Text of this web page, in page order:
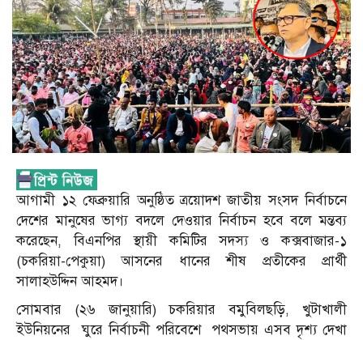
আগামী ১২ ফেব্রুয়ারি অনুষ্ঠিত ত্রয়োদশ জাতীয় সংসদ নির্বাচনে
দেশের মানুষের ভাগ্য বদলে দেওয়ার নির্বাচন হবে বলে মন্তব্য
করেছেন, বিএনপির স্থায়ী কমিটির সদস্য ও কক্সবাজার-১
(চকরিয়া-পেকুয়া) আসনের ধানের শীষ প্রতীকের প্রার্থী
সালাহউদ্দিন আহমদ।
সোমবার (২৬ জানুয়ারি) চকরিয়ার বমুবিলছড়ি, খুটাখালী
ইউনিয়নের ঘুরে নির্বাচনী পরিবেশে পথসভায় এসব দৃশ্য দেখা